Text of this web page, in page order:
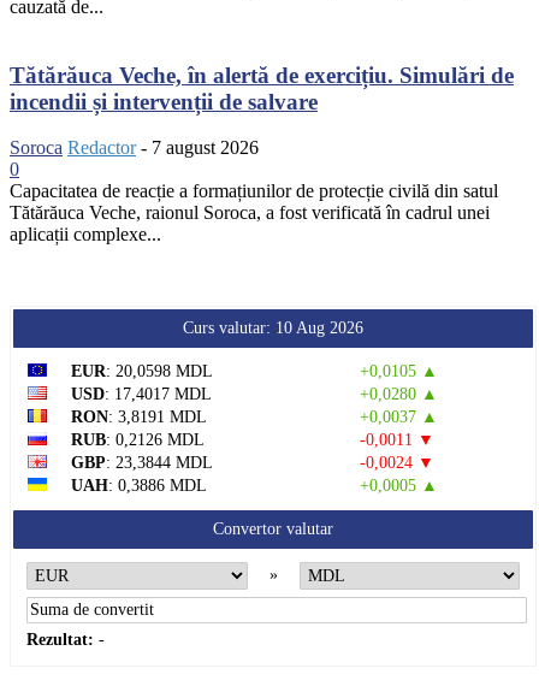
cauzată de...
Tătărăuca Veche, în alertă de exercițiu. Simulări de
incendii și intervenții de salvare
Soroca Redactor - 7 august 2026
0
Capacitatea de reacție a formațiunilor de protecție civilă din satul
Tătărăuca Veche, raionul Soroca, a fost verificată în cadrul unei
aplicații complexe...
Curs valutar: 10 Aug 2026
EUR: 20,0598 MDL
+0,0105 ▲
USD: 17,4017 MDL
+0,0280 ▲
RON: 3,8191 MDL
+0,0037 ▲
RUB: 0,2126 MDL
-0,0011 ▼
GBP: 23,3844 MDL
-0,0024 ▼
UAH: 0,3886 MDL +0,0005 ▲
Convertor valutar
»
Rezultat: -